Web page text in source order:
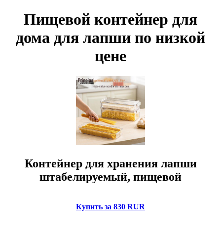
Пищевой контейнер для
дома для лапши по низкой
цене
Контейнер для хранения лапши
штабелируемый, пищевой
Купить за 830 RUR